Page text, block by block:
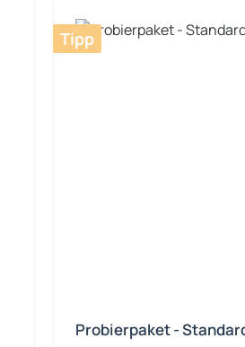
Tipp
Probierpaket -